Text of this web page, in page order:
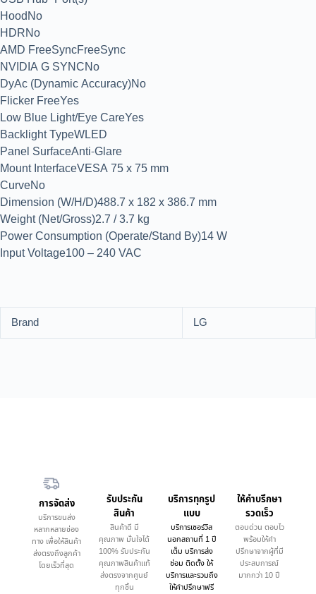
HoodNo
HDRNo
AMD FreeSyncFreeSync
NVIDIA G SYNCNo
DyAc (Dynamic Accuracy)No
Flicker FreeYes
Low Blue Light/Eye CareYes
Backlight TypeWLED
Panel SurfaceAnti-Glare
Mount InterfaceVESA 75 x 75 mm
CurveNo
Dimension (W/H/D)488.7 x 182 x 386.7 mm
Weight (Net/Gross)2.7 / 3.7 kg
Power Consumption (Operate/Stand By)14 W
Input Voltage100 – 240 VAC
Brand LG
การจัดส่ง
บริการขนส่ง
หลากหลายช่อง
ทาง เพื่อให้สินค้า
ส่งตรงถึงลูกค้า
โดยเร็วที่สุด
รับประกัน
สินค้า
สินค้าดี มี
คุณภาพ มั่นใจได้
100% รับประกัน
คุณภาพสินค้าแท้
ส่งตรงจากศูนย์
ทุกชิ้น
บริการทุกรูป
แบบ
บริการเซอร์วิส
นอกสถานที่ 1 ปี
เต็ม บริการส่ง
ซ่อม ติดตั้ง ให้
บริการและรวมถึง
ให้คำปรึกษาฟรี
ให้คำบรึกษา
รวดเร็ว
ตอบด่วน ตอบไว
พร้อมให้คำ
ปรึกษาจากผู้ที่มี
ประสบการณ์
มากกว่า 10 ปี